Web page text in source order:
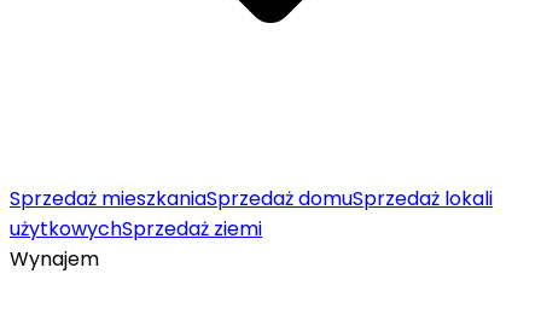
Sprzedaż mieszkaniaSprzedaż domuSprzedaż lokali
użytkowychSprzedaż ziemi
Wynajem